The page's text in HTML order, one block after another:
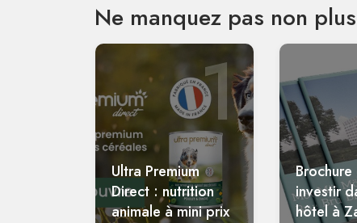
Ne manquez pas non
1
Ultra Premium
Direct : nutrition
animale à mini prix
investir
hôtel à